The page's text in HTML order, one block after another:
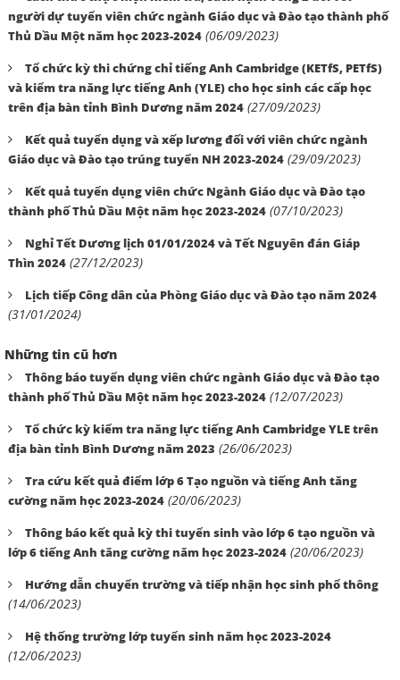
người dự tuyển viên chức ngành Giáo dục và Đào tạo thành phố
Thủ Dầu Một năm học 2023-2024 (06/09/2023)
Tổ chức kỳ thi chứng chỉ tiếng Anh Cambridge (KETfS, PETfS)
và kiểm tra năng lực tiếng Anh (YLE) cho học sinh các cấp học
trên địa bàn tỉnh Bình Dương năm 2024 (27/09/2023)
Kết quả tuyển dụng và xếp lương đối với viên chức ngành
Giáo dục và Đào tạo trúng tuyển NH 2023-2024 (29/09/2023)
Kết quả tuyển dụng viên chức Ngành Giáo dục và Đào tạo
thành phố Thủ Dầu Một năm học 2023-2024 (07/10/2023)
Nghỉ Tết Dương lịch 01/01/2024 và Tết Nguyên đán Giáp
Thìn 2024 (27/12/2023)
Lịch tiếp Công dân của Phòng Giáo dục và Đào tạo năm 2024
(31/01/2024)
Những tin cũ hơn
Thông báo tuyển dụng viên chức ngành Giáo dục và Đào tạo
thành phố Thủ Dầu Một năm học 2023-2024 (12/07/2023)
Tổ chức kỳ kiểm tra năng lực tiếng Anh Cambridge YLE trên
địa bàn tỉnh Bình Dương năm 2023 (26/06/2023)
Tra cứu kết quả điểm lớp 6 Tạo nguồn và tiếng Anh tăng
cường năm học 2023-2024 (20/06/2023)
Thông báo kết quả kỳ thi tuyển sinh vào lớp 6 tạo nguồn và
lớp 6 tiếng Anh tăng cường năm học 2023-2024 (20/06/2023)
Hướng dẫn chuyển trường và tiếp nhận học sinh phổ thông
(14/06/2023)
Hệ thống trường lớp tuyển sinh năm học 2023-2024
(12/06/2023)